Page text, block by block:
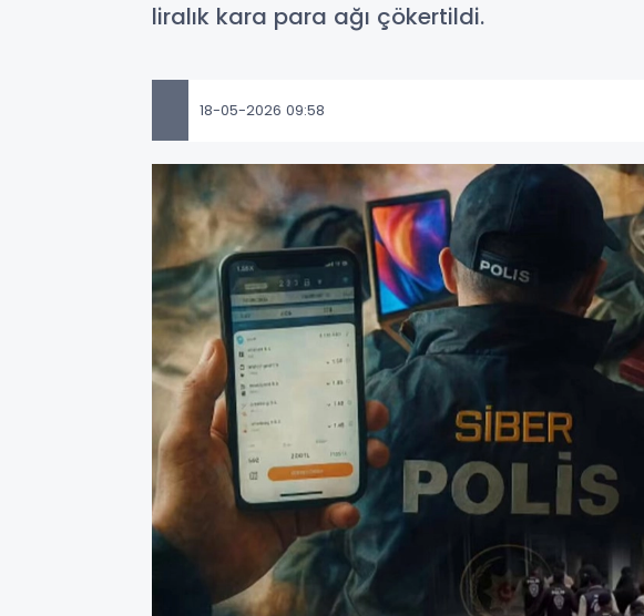
liralık kara para ağı çökertildi.
18-05-2026 09:58